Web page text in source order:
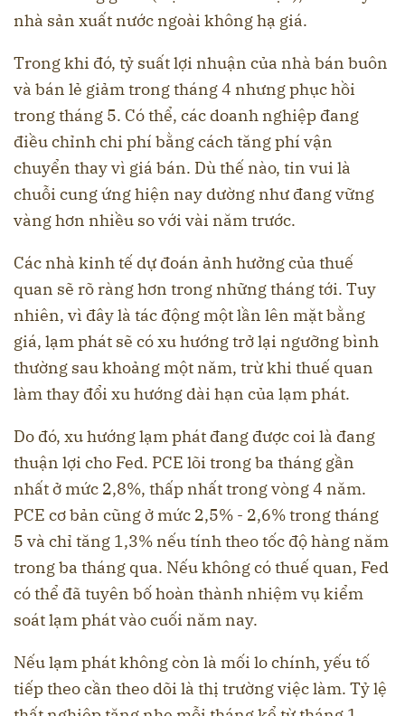
nhà sản xuất nước ngoài không hạ giá.
Trong khi đó, tỷ suất lợi nhuận của nhà bán buôn
và bán lẻ giảm trong tháng 4 nhưng phục hồi
trong tháng 5. Có thể, các doanh nghiệp đang
điều chỉnh chi phí bằng cách tăng phí vận
chuyển thay vì giá bán. Dù thế nào, tin vui là
chuỗi cung ứng hiện nay dường như đang vững
vàng hơn nhiều so với vài năm trước.
Các nhà kinh tế dự đoán ảnh hưởng của thuế
quan sẽ rõ ràng hơn trong những tháng tới. Tuy
nhiên, vì đây là tác động một lần lên mặt bằng
giá, lạm phát sẽ có xu hướng trở lại ngưỡng bình
thường sau khoảng một năm, trừ khi thuế quan
làm thay đổi xu hướng dài hạn của lạm phát.
Do đó, xu hướng lạm phát đang được coi là đang
thuận lợi cho Fed. PCE lõi trong ba tháng gần
nhất ở mức 2,8%, thấp nhất trong vòng 4 năm.
PCE cơ bản cũng ở mức 2,5% - 2,6% trong tháng
5 và chỉ tăng 1,3% nếu tính theo tốc độ hàng năm
trong ba tháng qua. Nếu không có thuế quan, Fed
có thể đã tuyên bố hoàn thành nhiệm vụ kiểm
soát lạm phát vào cuối năm nay.
Nếu lạm phát không còn là mối lo chính, yếu tố
tiếp theo cần theo dõi là thị trường việc làm. Tỷ lệ